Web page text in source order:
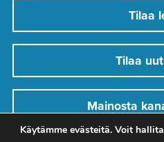
Tilaa
Tilaa
Mainosta
Käytämme evästeitä. Voit